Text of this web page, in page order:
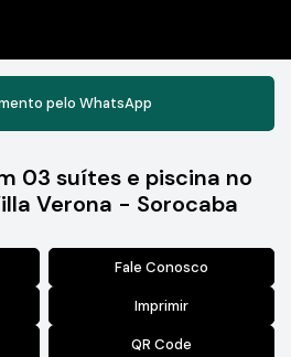
pelo WhatsApp
03 suítes e piscina no
Verona - Sorocaba
Fale Conosco
Imprimir
QR Code